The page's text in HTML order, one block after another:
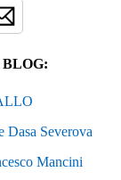
Dasa Severova
Mancini